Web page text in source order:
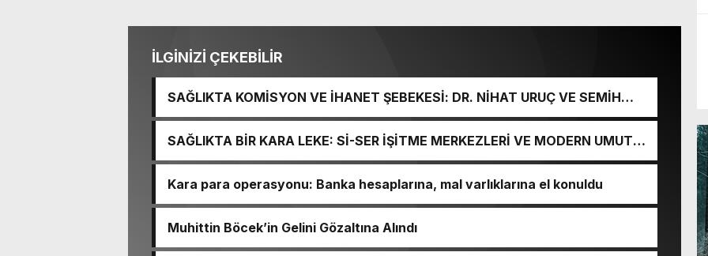
İLGİNİZİ ÇEKEBİLİR
SAĞLIKTA KOMİSYON VE İHANET ŞEBEKESİ: DR. NİHAT URUÇ VE SEMİH
İŞİTME MERKEZİ’NİN SGK VURGUNU!
SAĞLIKTA BİR KARA LEKE: Sİ-SER İŞİTME MERKEZLERİ VE MODERN UMUT
TACİRLİĞİ
Kara para operasyonu: Banka hesaplarına, mal varlıklarına el konuldu
Muhittin Böcek’in Gelini Gözaltına Alındı